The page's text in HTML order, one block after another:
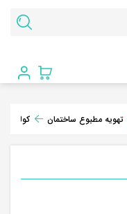
تهویه مطبوع ساختمان کولر